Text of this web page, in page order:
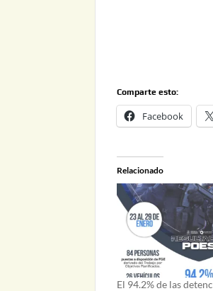
Comparte esto:
Facebook
Relacionado
El 94.2% de las